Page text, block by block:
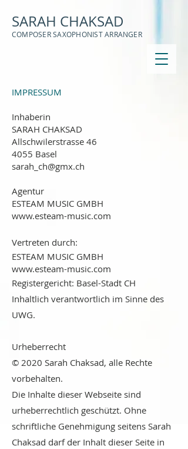
SARAH CHAKSAD
COMPOSER SAXOPHONIST ARRANGER
IMPRESSUM
Inhaberin
SARAH CHAKSAD
Allschwilerstrasse 46
4055 Basel
sarah_ch@gmx.ch
Agentur
ESTEAM MUSIC GMBH
www.esteam-music.com
Vertreten durch:
ESTEAM MUSIC GMBH
www.esteam-music.com
Registergericht: Basel-Stadt CH
Inhaltlich verantwortlich im Sinne des
UWG.
Urheberrecht
© 2020 Sarah Chaksad, alle Rechte
vorbehalten.
Die Inhalte dieser Webseite sind
urheberrechtlich geschützt. Ohne
schriftliche Genehmigung seitens Sarah
Chaksad darf der Inhalt dieser Seite in